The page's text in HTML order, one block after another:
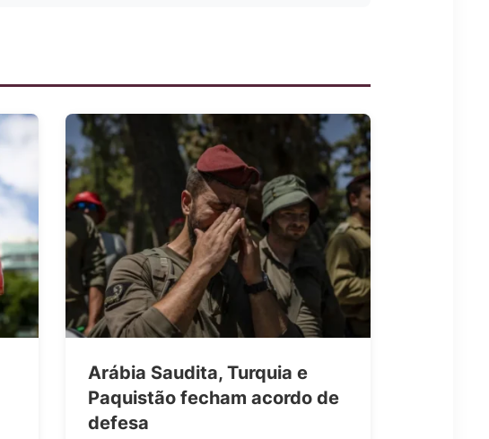
Arábia Saudita, Turquia e
Paquistão fecham acordo de
defesa